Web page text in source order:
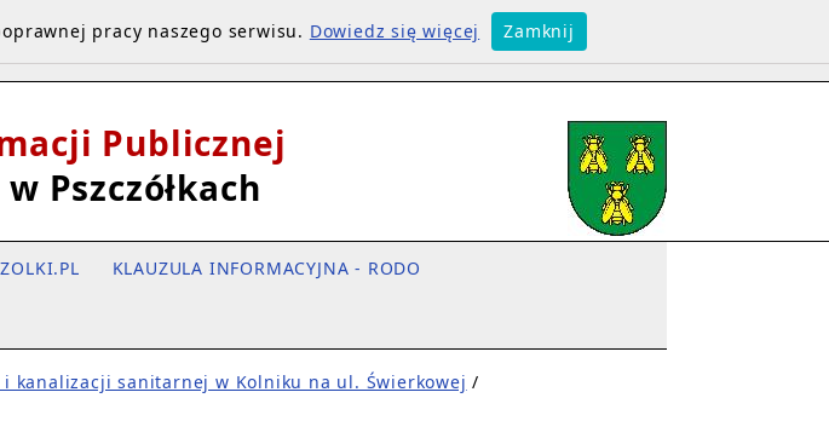
Publicznej
Pszczółkach
KLAUZULA INFORMACYJNA - RODO
i kanalizacji sanitarnej w Kolniku na ul. Świerkowej /
pracy naszego serwisu. Dowiedz się więcej Zamknij